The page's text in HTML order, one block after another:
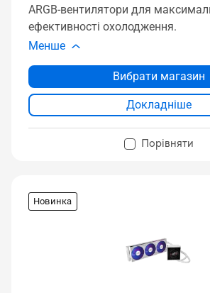
ARGB-вентилятори для
ефективності охолодження.
Менше
Вибрати магазин
Докладніше
Порівняти
Новинка